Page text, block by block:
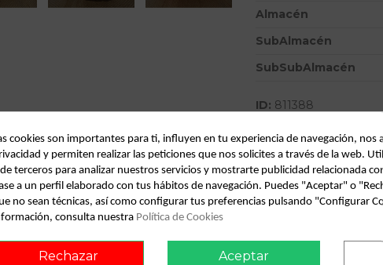
Almacén
SubAlmacén
SubSubAlmacén
ID: 811388
Descripción
Recambio de piloto
cookies son importantes para ti, influyen en tu experiencia de navegación, nos
y permiten realizar las peticiones que nos solicites a través de la web.
terceros para analizar nuestros servicios y mostrarte publicidad relacionada
a un perfil elaborado con tus hábitos de navegación. Puedes "Aceptar" o
no sean técnicas, así como configurar tus preferencias pulsando "Configurar
consulta nuestra Política de Cookies
Rechazar Aceptar